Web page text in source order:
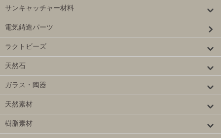
サンキャッチャー材料
電気鋳造パーツ
ラクトビーズ
天然石
ガラス・陶器
天然素材
樹脂素材